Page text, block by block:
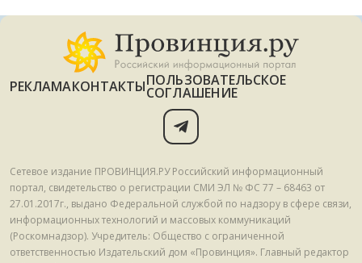
РЕКЛАМАКОНТАКТЫПОЛЬЗОВАТЕЛЬСКОЕ
СОГЛАШЕНИЕ
Сетевое издание ПРОВИНЦИЯ.РУ Российский информационный
портал, свидетельство о регистрации СМИ ЭЛ № ФС 77 – 68463 от
27.01.2017г., выдано Федеральной службой по надзору в сфере связи,
информационных технологий и массовых коммуникаций
(Роскомнадзор). Учредитель: Общество с ограниченной
ответственностью Издательский дом «Провинция». Главный редактор